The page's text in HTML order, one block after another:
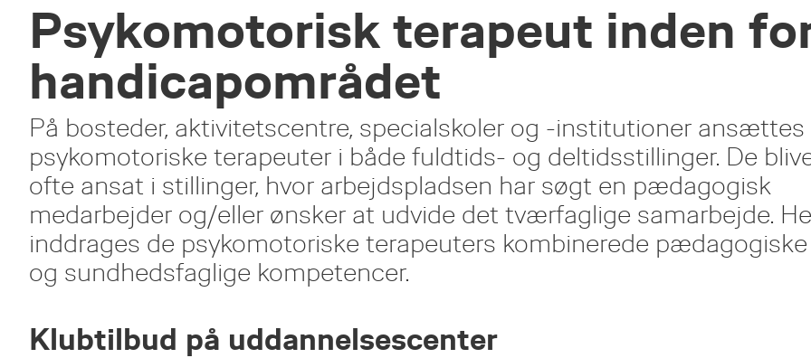
Psykomotorisk terapeut inden
handicapområdet
På bosteder, aktivitetscentre, specialskoler og -institutioner ansættes
psykomotoriske terapeuter i både fuldtids- og deltidsstillinger. De
ofte ansat i stillinger, hvor arbejdspladsen har søgt en pædagogisk
medarbejder og/eller ønsker at udvide det tværfaglige samarbejde.
inddrages de psykomotoriske terapeuters kombinerede pædagogiske
og sundhedsfaglige kompetencer.
Klubtilbud på uddannelsescenter